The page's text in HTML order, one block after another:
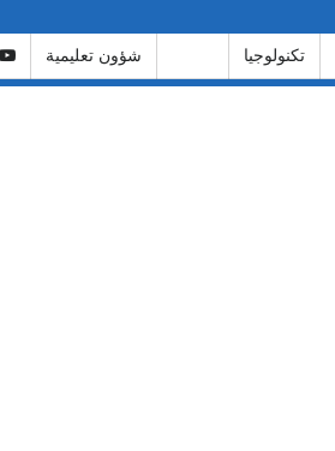
تكنولوجيا شؤون تعليمية